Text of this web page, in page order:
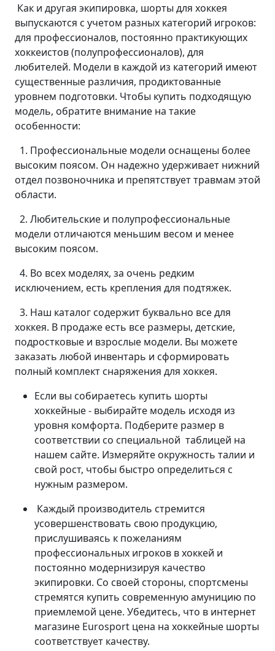
Как и другая экипировка, шорты для хоккея
выпускаются с учетом разных категорий игроков:
для профессионалов, постоянно практикующих
хоккеистов (полупрофессионалов), для
любителей. Модели в каждой из категорий имеют
существенные различия, продиктованные
уровнем подготовки. Чтобы купить подходящую
модель, обратите внимание на такие
особенности:
1. Профессиональные модели оснащены более
высоким поясом. Он надежно удерживает нижний
отдел позвоночника и препятствует травмам этой
области.
2. Любительские и полупрофессиональные
модели отличаются меньшим весом и менее
высоким поясом.
4. Во всех моделях, за очень редким
исключением, есть крепления для подтяжек.
3. Наш каталог содержит буквально все для
хоккея. В продаже есть все размеры, детские,
подростковые и взрослые модели. Вы можете
заказать любой инвентарь и сформировать
полный комплект снаряжения для хоккея.
Если вы собираетесь купить шорты
хоккейные - выбирайте модель исходя из
уровня комфорта. Подберите размер в
соответствии со специальной таблицей на
нашем сайте. Измеряйте окружность талии и
свой рост, чтобы быстро определиться с
нужным размером.
Каждый производитель стремится
усовершенствовать свою продукцию,
прислушиваясь к пожеланиям
профессиональных игроков в хоккей и
постоянно модернизируя качество
экипировки. Со своей стороны, спортсмены
стремятся купить современную амуницию по
приемлемой цене. Убедитесь, что в интернет
магазине Eurosport цена на хоккейные шорты
соответствует качеству.